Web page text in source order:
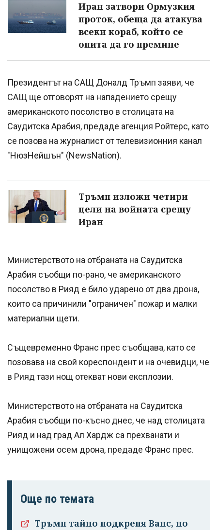
Иран затвори Ормузкия
проток, обеща да атакува
всеки кораб, който се
опита да го премине
Президентът на САЩ Доналд Тръмп заяви, че
САЩ ще отговорят на нападението срещу
американското посолство в столицата на
Саудитска Арабия, предаде агенция Ройтерс, като
се позова на журналист от телевизионния канал
"НюзНейшън" (NewsNation).
Тръмп изложи четири
цели на войната срещу
Иран
Министерството на отбраната на Саудитска
Арабия съобщи по-рано, че американското
посолство в Рияд е било ударено от два дрона,
които са причинили "ограничен" пожар и малки
материални щети.
Същевременно Франс прес съобщава, като се
позовава на свой кореспондент и на очевидци, че
в Рияд тази нощ отекват нови експлозии.
Министерството на отбраната на Саудитска
Арабия съобщи по-късно днес, че над столицата
Рияд и над град Ал Хардж са прехванати и
унищожени осем дрона, предаде Франс прес.
Още по темата
Тръмп тайно подкрепя Ванс, но